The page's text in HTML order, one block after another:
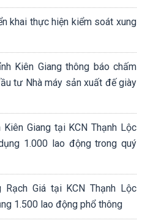
khai thực hiện kiểm soát xung
Kiên Giang thông báo chấm
tư Nhà máy sản xuất đế giày
Giang tại KCN Thạnh Lộc
1.000 lao động trong quý
Rạch Giá tại KCN Thạnh Lộc
1.500 lao động phổ thông